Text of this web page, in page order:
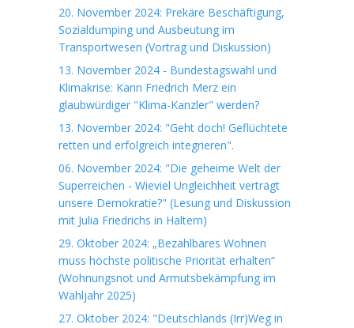
20. November 2024: Prekäre Beschäftigung,
Sozialdumping und Ausbeutung im
Transportwesen (Vortrag und Diskussion)
13. November 2024 - Bundestagswahl und
Klimakrise: Kann Friedrich Merz ein
glaubwürdiger "Klima-Kanzler" werden?
13. November 2024: "Geht doch! Geflüchtete
retten und erfolgreich integrieren".
06. November 2024: "Die geheime Welt der
Superreichen - Wieviel Ungleichheit verträgt
unsere Demokratie?" (Lesung und Diskussion
mit Julia Friedrichs in Haltern)
29. Oktober 2024: „Bezahlbares Wohnen
muss höchste politische Priorität erhalten“
(Wohnungsnot und Armutsbekämpfung im
Wahljahr 2025)
27. Oktober 2024: "Deutschlands (Irr)Weg in